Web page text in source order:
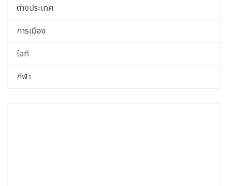
ต่างประเทศ
การเมือง
ไอที
กีฬา